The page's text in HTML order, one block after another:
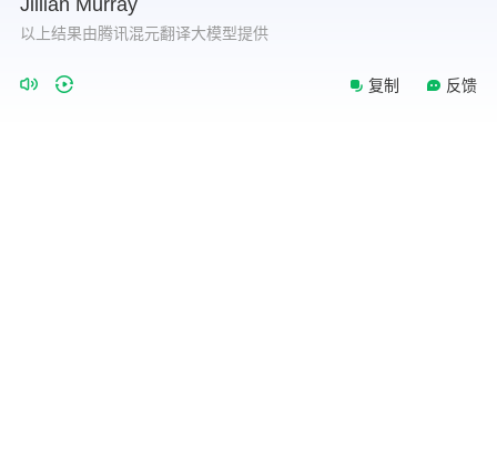
Jillian Murray
以上结果由腾讯混元翻译大模型提供
复制 反馈